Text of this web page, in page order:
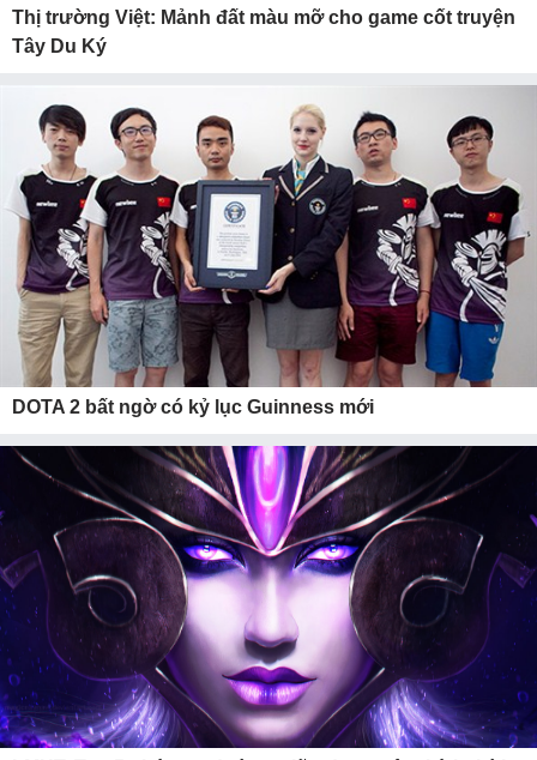
Thị trường Việt: Mảnh đất màu mỡ cho game cốt truyện
Tây Du Ký
DOTA 2 bất ngờ có kỷ lục Guinness mới